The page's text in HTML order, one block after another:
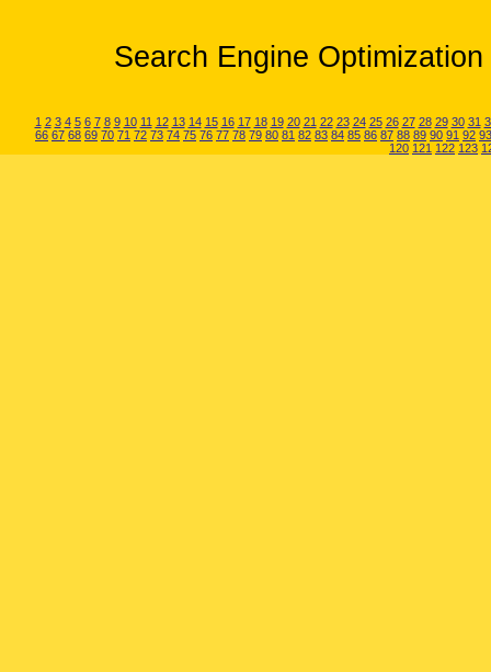
Search Engine
1 2 3 4 5 6 7 8 9 10 11 12 13 14 15 16 17 18 19 20 21 22 23 24 25 26 27 28 29 30 31
66 67 68 69 70 71 72 73 74 75 76 77 78 79 80 81 82 83 84 85 86 87 88 89 90 91 92 93
120 121 122 123